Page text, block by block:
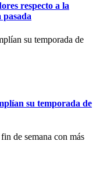
respecto a la
su temporada de